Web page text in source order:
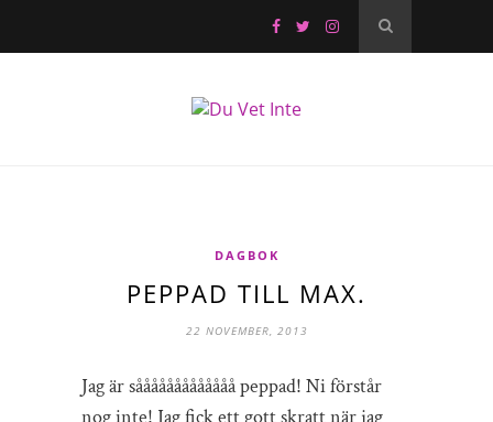
DAGBOK
PEPPAD TILL MAX.
22 NOVEMBER, 2013
Jag är sååååååååååååå peppad! Ni förstår